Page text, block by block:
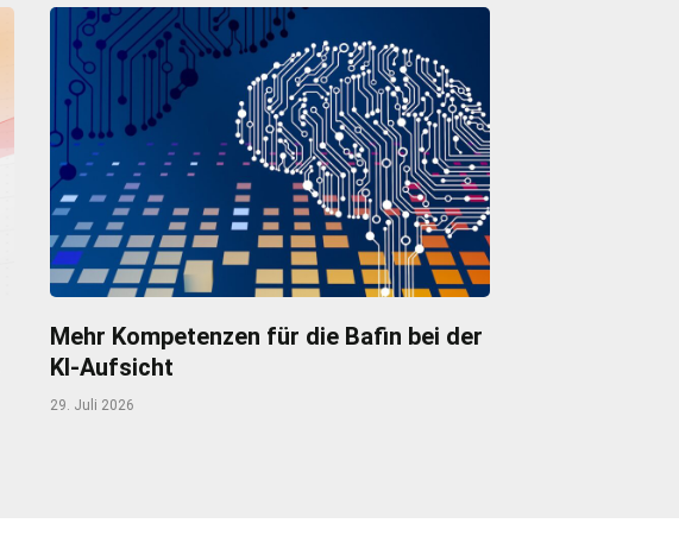
Mehr Kompetenzen für die Bafin bei der
KI-Aufsicht
29. Juli 2026